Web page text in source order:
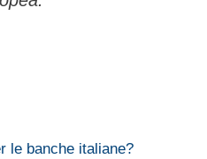
le banche italiane?